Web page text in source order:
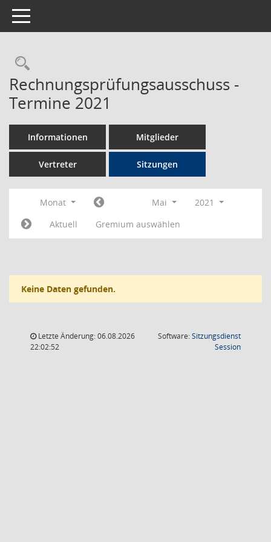
Toggle navigation
Rechercheauswahl
Rechnungsprüfungsausschuss -
Termine 2021
Informationen Mitglieder
Vertreter Sitzungen
Monat Mai
2021
Aktuell
Gremium auswählen
Keine Daten gefunden.
Letzte Änderung: 06.08.2026
22:02:52
Software:Sitzungsdienst
Session(Wird in